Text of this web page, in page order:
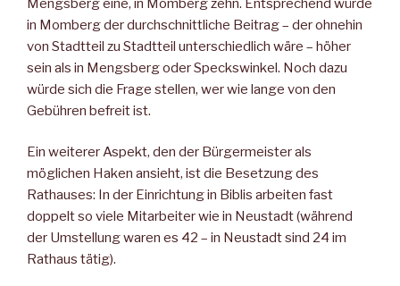
Mengsberg eine, in Momberg zehn. Entsprechend würde
in Momberg der durchschnittliche Beitrag – der ohnehin
von Stadtteil zu Stadtteil unterschiedlich wäre – höher
sein als in Mengsberg oder Speckswinkel. Noch dazu
würde sich die Frage stellen, wer wie lange von den
Gebühren befreit ist.
Ein weiterer Aspekt, den der Bürgermeister als
möglichen Haken ansieht, ist die Besetzung des
Rathauses: In der Einrichtung in Biblis arbeiten fast
doppelt so viele Mitarbeiter wie in Neustadt (während
der Umstellung waren es 42 – in Neustadt sind 24 im
Rathaus tätig).